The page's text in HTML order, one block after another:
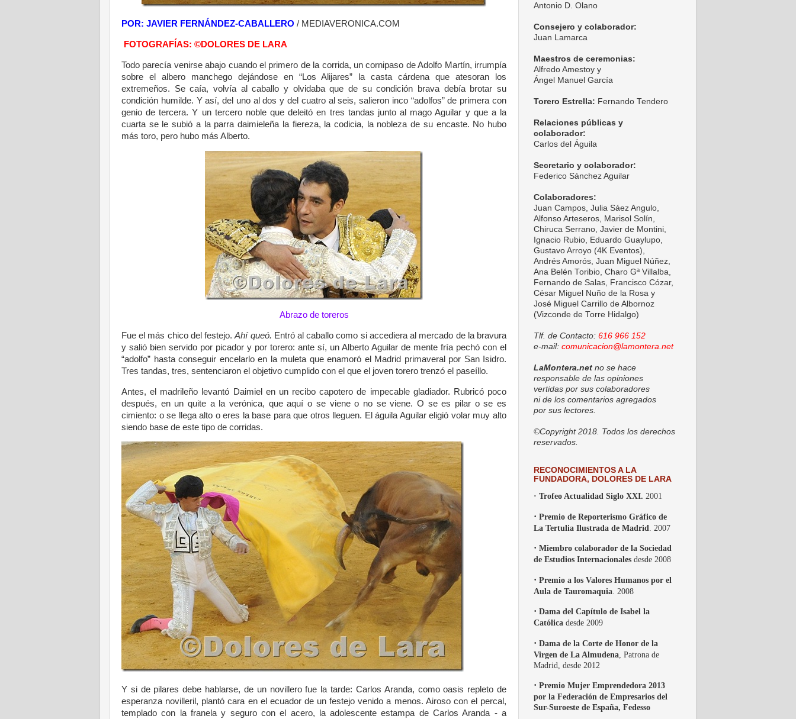
POR: JAVIER FERNÁNDEZ-CABALLERO / MEDIAVERONICA.COM
FOTOGRAFÍAS: ©DOLORES DE LARA
Todo parecía venirse abajo cuando el primero de la corrida, un cornipaso de Adolfo Martín, irrumpía
sobre el albero manchego dejándose en “Los Alijares” la casta cárdena que atesoran los
extremeños. Se caía, volvía al caballo y olvidaba que de su condición brava debía brotar su
condición humilde. Y así, del uno al dos y del cuatro al seis, salieron inco “adolfos” de primera con
genio de tercera. Y un tercero noble que deleitó en tres tandas junto al mago Aguilar y que a la
cuarta se le subió a la parra daimieleña la fiereza, la codicia, la nobleza de su encaste. No hubo
más toro, pero hubo más Alberto.
Abrazo de toreros
Fue el más chico del festejo.Ahí queó. Entró al caballo como si accediera al mercado de la bravura
y salió bien servido por picador y por torero: ante sí, un Alberto Aguilar de mente fría pechó con el
“adolfo” hasta conseguir encelarlo en la muleta que enamoró el Madrid primaveral por San Isidro.
Tres tandas, tres, sentenciaron el objetivo cumplido con el que el joven torero trenzó el paseíllo.
Antes, el madrileño levantó Daimiel en un recibo capotero de impecable gladiador. Rubricó poco
después, en un quite a la verónica, que aquí o se viene o no se viene. O se es pilar o se es
cimiento: o se llega alto o eres la base para que otros lleguen. El águila Aguilar eligió volar muy alto
siendo base de este tipo de corridas.
Y si de pilares debe hablarse, de un novillero fue la tarde: Carlos Aranda, como oasis repleto de
esperanza novilleril, plantó cara en el ecuador de un festejo venido a menos. Airoso con el percal,
templado con la franela y seguro con el acero, la adolescente estampa de Carlos Aranda - a
Antonio D. Olano
Consejero y colaborador:
Juan Lamarca
Maestros de ceremonias:
Alfredo Amestoy y
Ángel Manuel García
Torero Estrella: Fernando Tendero
Relaciones públicas y
colaborador:
Carlos del Águila
Secretario y colaborador:
Federico Sánchez Aguilar
Colaboradores:
Juan Campos, Julia Sáez Angulo,
Alfonso Arteseros, Marisol Solín,
Chiruca Serrano, Javier de Montini,
Ignacio Rubio, Eduardo Guaylupo,
Gustavo Arroyo (4K Eventos),
Andrés Amorós, Juan Miguel Núñez,
Ana Belén Toribio, Charo Gª Villalba,
Fernando de Salas, Francisco Cózar,
César Miguel Nuño de la Rosa y
José Miguel Carrillo de Albornoz
(Vizconde de Torre Hidalgo)
Tlf. de Contacto: 616 966 152
e-mail: comunicacion@lamontera.net
LaMontera.net no se hace
responsable de las opiniones
vertidas por sus colaboradores
ni de los comentarios agregados
por sus lectores.
©Copyright 2018. Todos los derechos
reservados.
RECONOCIMIENTOS A LA
FUNDADORA, DOLORES DE LARA
· Trofeo Actualidad Siglo XXI. 2001
· Premio de Reporterismo Gráfico de
La Tertulia Ilustrada de Madrid . 2007
· Miembro colaborador de la Sociedad
de Estudios Internacionales desde 2008
· Premio a los Valores Humanos por el
Aula de Tauromaquia . 2008
· Dama del Capítulo de Isabel la
Católica desde 2009
· Dama de la Corte de Honor de la
Virgen de La Almudena , Patrona de
Madrid, desde 2012
· Premio Mujer Emprendedora 2013
por la Federación de Empresarios del
Sur-Suroeste de España, Fedesso